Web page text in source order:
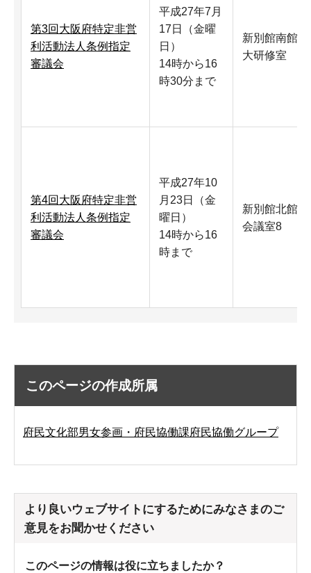
第3回大阪府特定非営
利活動法人条例指定
審議会
平成27年7月
17日（金曜
日）
14時から16
時30分まで
新別館南館
大研修室
第4回大阪府特定非営
利活動法人条例指定
審議会
平成27年10
月23日（金
曜日）
14時から16
時まで
新別館北館
会議室8
このページの作成所属
府民文化部男女参画・府民協働課府民協働グループ
より良いウェブサイトにするためにみなさまのご
意見をお聞かせください
このページの情報は役に立ちましたか？